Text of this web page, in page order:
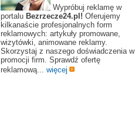
Wypróbuj reklamę w
portalu Bezrzecze24.pl! Oferujemy
kilkanaście profesjonalnych form
reklamowych: artykuły promowane,
wizytówki, animowane reklamy.
Skorzystaj z naszego doświadczenia w
promocji firm. Sprawdź ofertę
reklamową... więcej